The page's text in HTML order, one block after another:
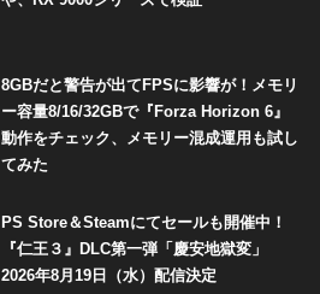
8GBだと警告が出てFPSに影響が！メモリ
ー容量8/16/32GBで『Forza Horizon 6』
動作をチェック、メモリー混成運用も試し
てみた
PS Store＆Steamにてセールも開催中！
『仁王３』DLC第一弾「慶安地獄変」
2026年8月19日（水）配信決定